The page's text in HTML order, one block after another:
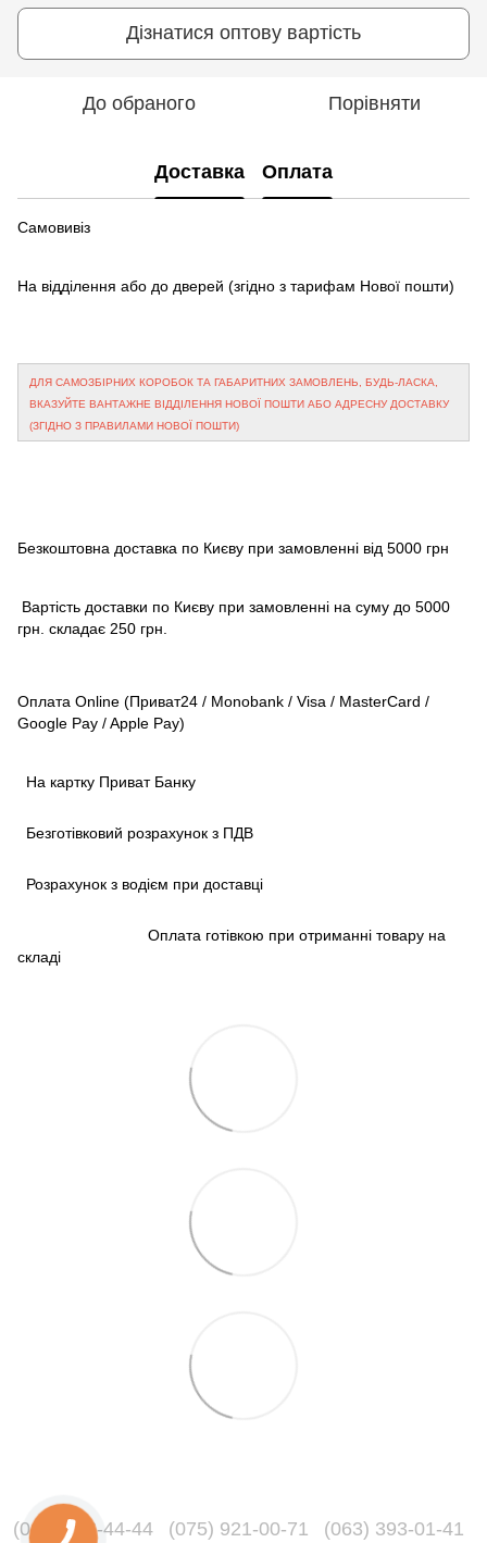
Дізнатися оптову вартість
До обраного Порівняти
Доставка Оплата
Самовивіз
На відділення або до дверей (згідно з тарифам Нової пошти)
ДЛЯ САМОЗБІРНИХ КОРОБОК ТА ГАБАРИТНИХ ЗАМОВЛЕНЬ, БУДЬ-ЛАСКА,
ВКАЗУЙТЕ ВАНТАЖНЕ ВІДДІЛЕННЯ НОВОЇ ПОШТИ АБО АДРЕСНУ ДОСТАВКУ
(ЗГІДНО З ПРАВИЛАМИ НОВОЇ ПОШТИ)
Безкоштовна доставка по Києву при замовленні від 5000 грн
Вартість доставки по Києву при замовленні на суму до 5000
грн. складає 250 грн.
Оплата Online (Приват24 / Monobank / Visa / MasterCard /
Google Pay / Apple Pay)
На картку Приват Банку
Безготівковий розрахунок з ПДВ
Розрахунок з водієм при доставці
Оплата готівкою при отриманні товару на
складі
(067) 216-44-44 (075) 921-00-71 (063) 393-01-41